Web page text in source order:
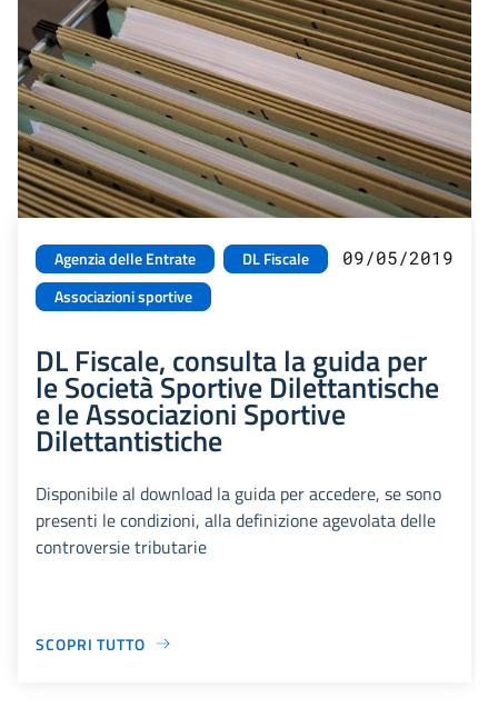
Agenzia delle Entrate
DL Fiscale
Associazioni sportive
09/05/2019
DL Fiscale, consulta la guida per
le Società Sportive Dilettantische
e le Associazioni Sportive
Dilettantistiche
Disponibile al download la guida per accedere, se sono
presenti le condizioni, alla definizione agevolata delle
controversie tributarie
SCOPRI TUTTO